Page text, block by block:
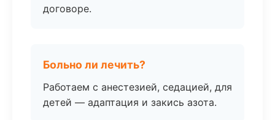
договоре.
Больно ли лечить?
Работаем с анестезией, седацией, для
детей — адаптация и закись азота.